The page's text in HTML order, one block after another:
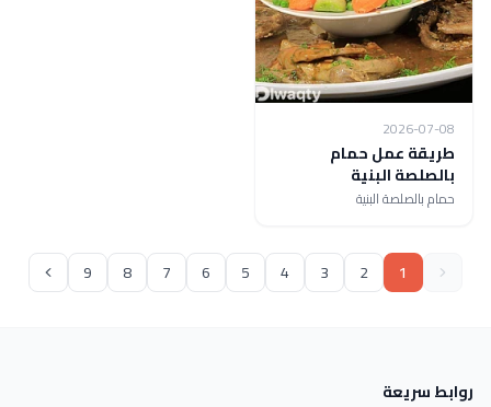
2026-07-08
طريقة عمل حمام
بالصلصة البنية
حمام بالصلصة البنية
1
2
3
4
5
6
7
8
9
روابط سريعة